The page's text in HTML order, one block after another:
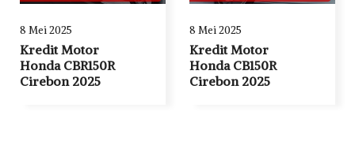
8 Mei 2025
Kredit Motor
Honda CBR150R
Cirebon 2025
8 Mei 2025
Kredit Motor
Honda CB150R
Cirebon 2025